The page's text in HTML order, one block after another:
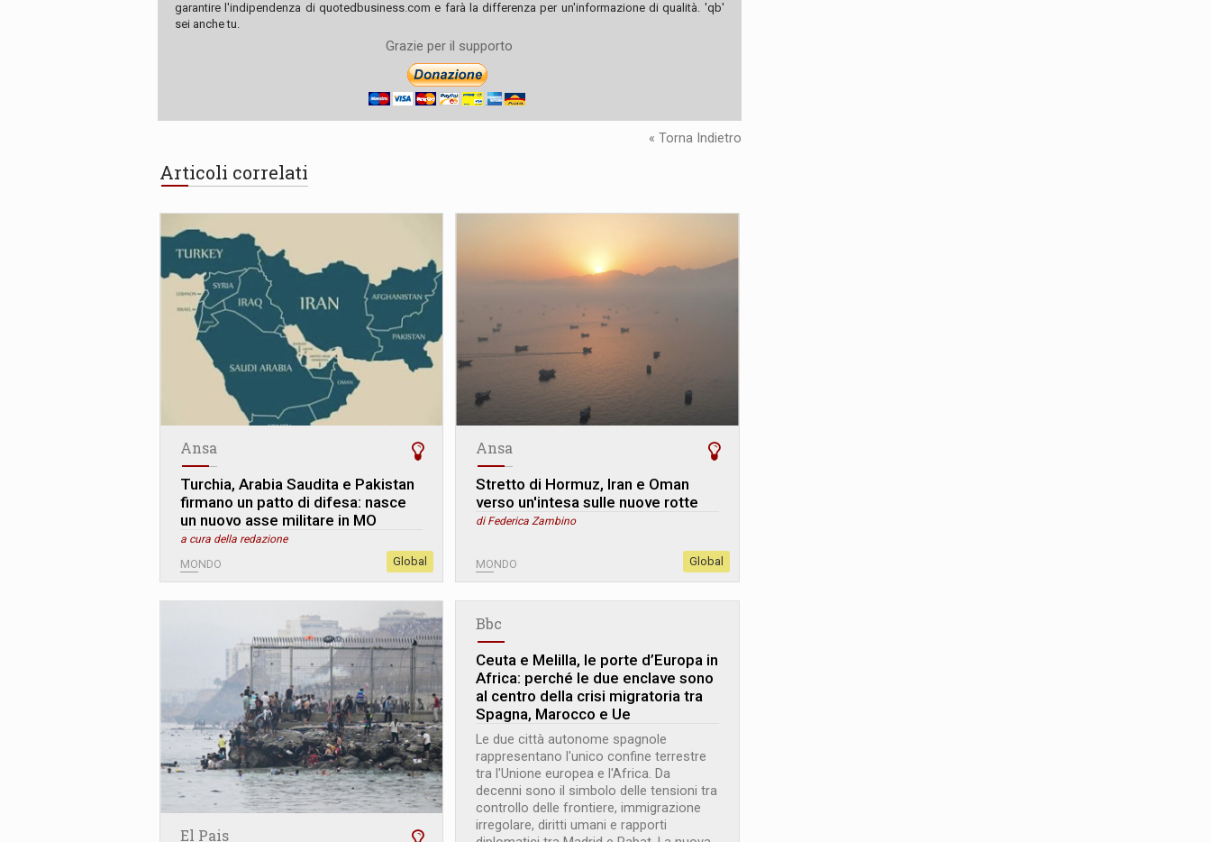
garantire l'indipendenza di quotedbusiness.com e farà la differenza per un'informazione di qualità. 'qb'
sei anche tu.
Grazie per il supporto
« Torna Indietro
Articoli correlati
Ansa
Turchia, Arabia Saudita e Pakistan
firmano un patto di difesa: nasce
un nuovo asse militare in MO
a cura della redazione
MONDO Global
Ansa
Stretto di Hormuz, Iran e Oman
verso un'intesa sulle nuove rotte
di Federica Zambino
MONDO Global
El Pais
Bbc
Ceuta e Melilla, le porte d’Europa in
Africa: perché le due enclave sono
al centro della crisi migratoria tra
Spagna, Marocco e Ue
Le due città autonome spagnole
rappresentano l'unico confine terrestre
tra l'Unione europea e l'Africa. Da
decenni sono il simbolo delle tensioni tra
controllo delle frontiere, immigrazione
irregolare, diritti umani e rapporti